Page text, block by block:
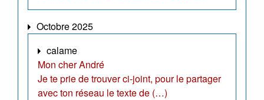
Octobre 2025
calame
Mon cher André
Je te prie de trouver ci-joint, pour le partager
avec ton réseau le texte de (…)